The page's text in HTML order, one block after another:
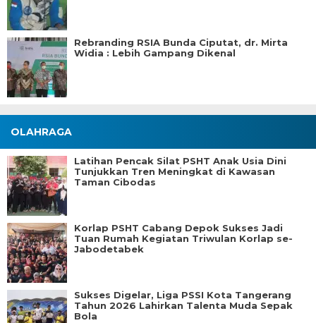
Rebranding RSIA Bunda Ciputat, dr. Mirta
Widia : Lebih Gampang Dikenal
OLAHRAGA
Latihan Pencak Silat PSHT Anak Usia Dini
Tunjukkan Tren Meningkat di Kawasan
Taman Cibodas
Korlap PSHT Cabang Depok Sukses Jadi
Tuan Rumah Kegiatan Triwulan Korlap se-
Jabodetabek
Sukses Digelar, Liga PSSI Kota Tangerang
Tahun 2026 Lahirkan Talenta Muda Sepak
Bola